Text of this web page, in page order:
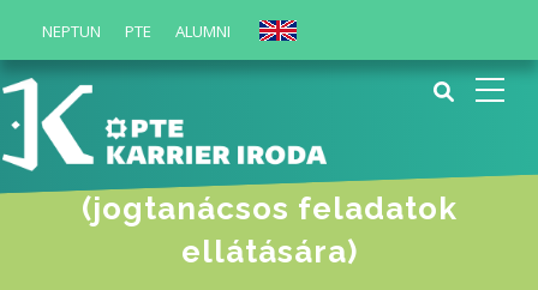
tartalomra
NEPTUN PTE ALUMNI English
kormány-főtanácsos
(jogtanácsos feladatok
ellátására)